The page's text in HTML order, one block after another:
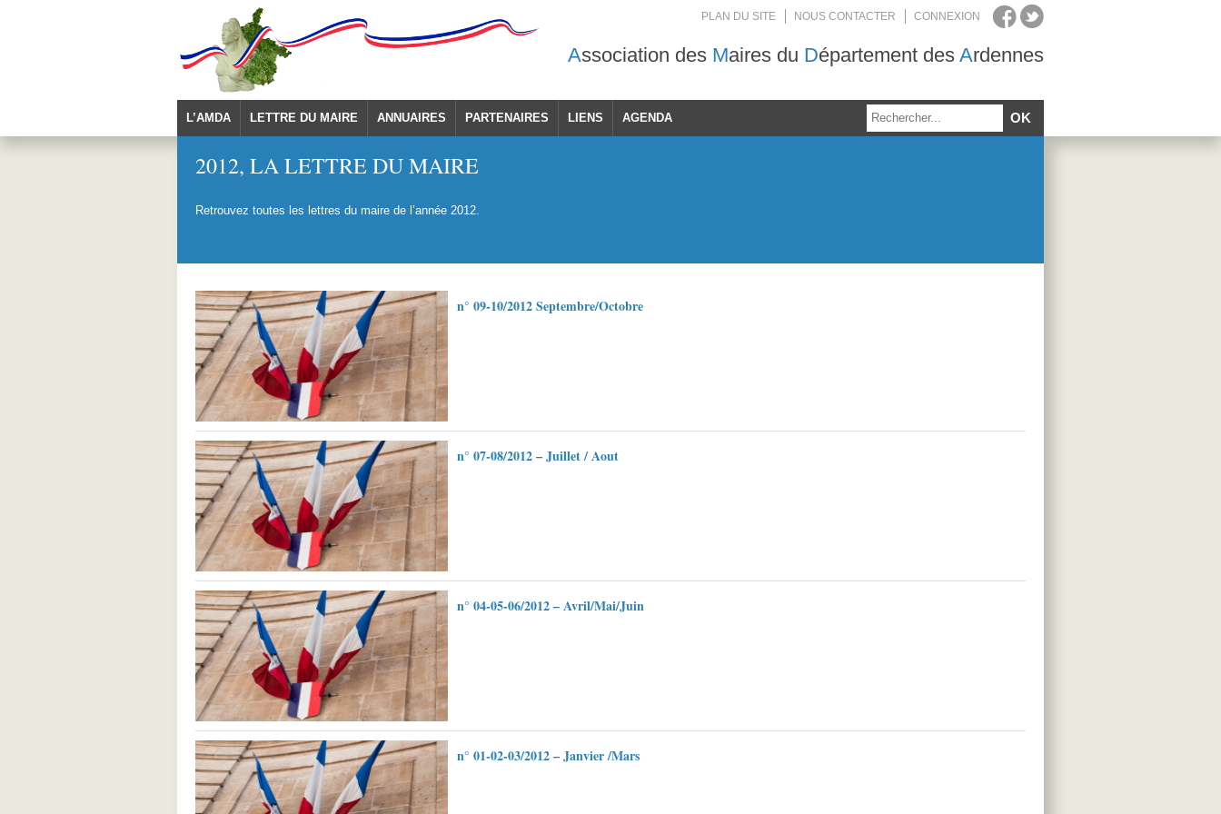
PLAN DU SITE NOUS CONTACTER CONNEXION
Association des Maires du Département des Ardennes
L’AMDA LETTRE DU MAIRE ANNUAIRES PARTENAIRES LIENS AGENDA
2012, LA LETTRE DU MAIRE
Retrouvez toutes les lettres du maire de l’année 2012.
n° 09-10/2012 Septembre/Octobre
n° 07-08/2012 – Juillet / Aout
n° 04-05-06/2012 – Avril/Mai/Juin
n° 01-02-03/2012 – Janvier /Mars